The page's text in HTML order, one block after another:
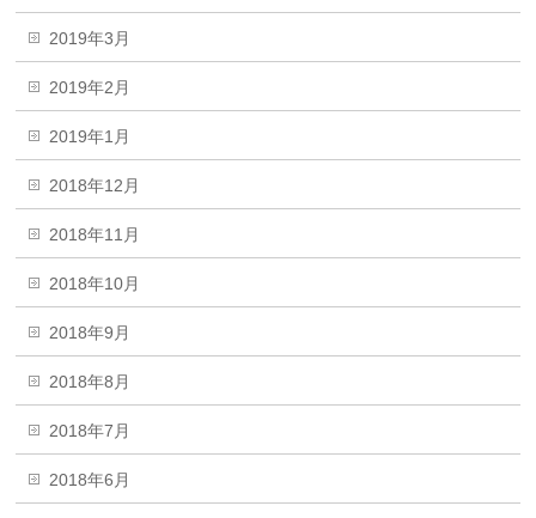
2019年3月
2019年2月
2019年1月
2018年12月
2018年11月
2018年10月
2018年9月
2018年8月
2018年7月
2018年6月